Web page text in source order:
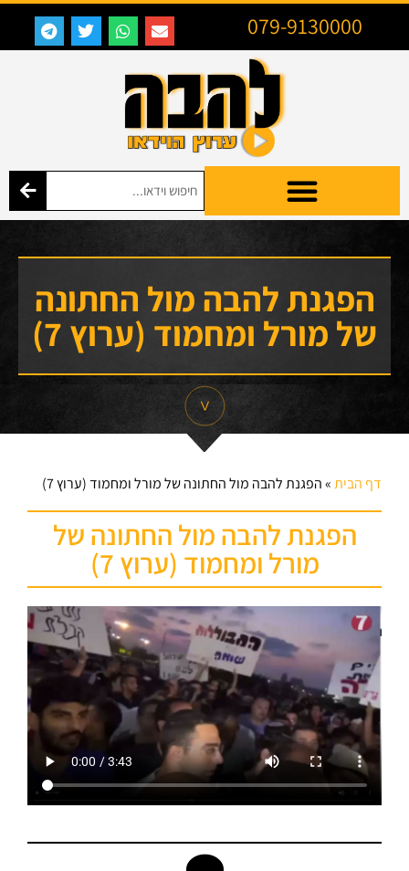
079-9130000
הפגנת להבה מול החתונה
של מורל ומחמוד (ערוץ 7)
דף הבית»הפגנת להבה מול החתונה של מורל ומחמוד (ערוץ 7)
הפגנת להבה מול החתונה של
מורל ומחמוד (ערוץ 7)